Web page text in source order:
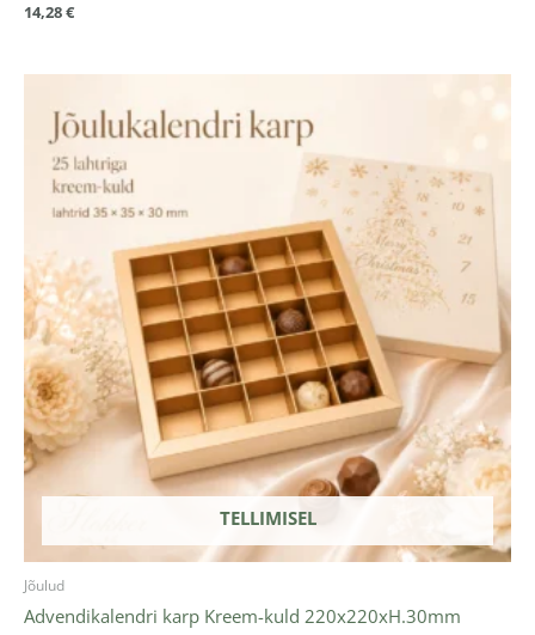
14,28€
TELLIMISEL
Jõulud
Advendikalendri karp Kreem-kuld 220x220xH.30mm